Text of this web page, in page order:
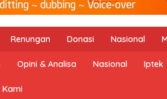
Renungan Donasi Nasional
Opini & Analisa Nasional Iptek
Kami